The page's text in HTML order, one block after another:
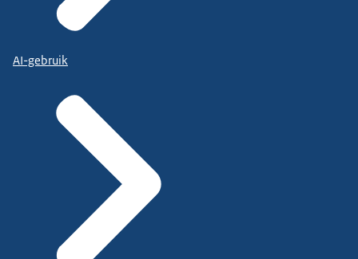
AI-gebruik